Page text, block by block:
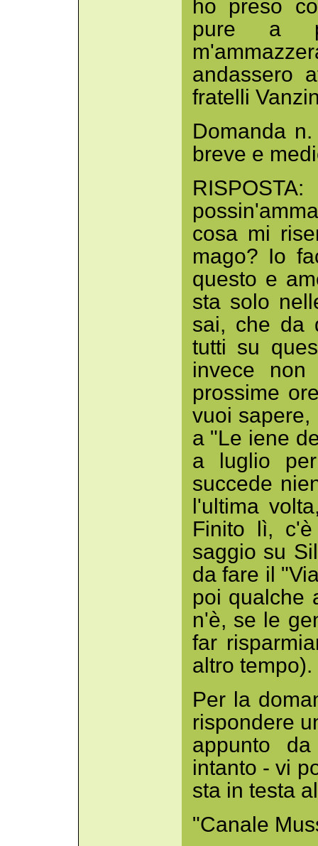
ho preso
pure a
andassero
fratelli
Domanda
breve e
cosa mi
mago? Io
questo e
sta solo
sai, che da
tutti su
invece
prossime
vuoi
a "Le iene
a luglio
succede
l'ultima
Finito lì,
saggio su
da fare il
poi qualche
n'è, se le
far
altro tempo).
Per la
rispondere
appunto
intanto - vi
sta in testa
"Canale